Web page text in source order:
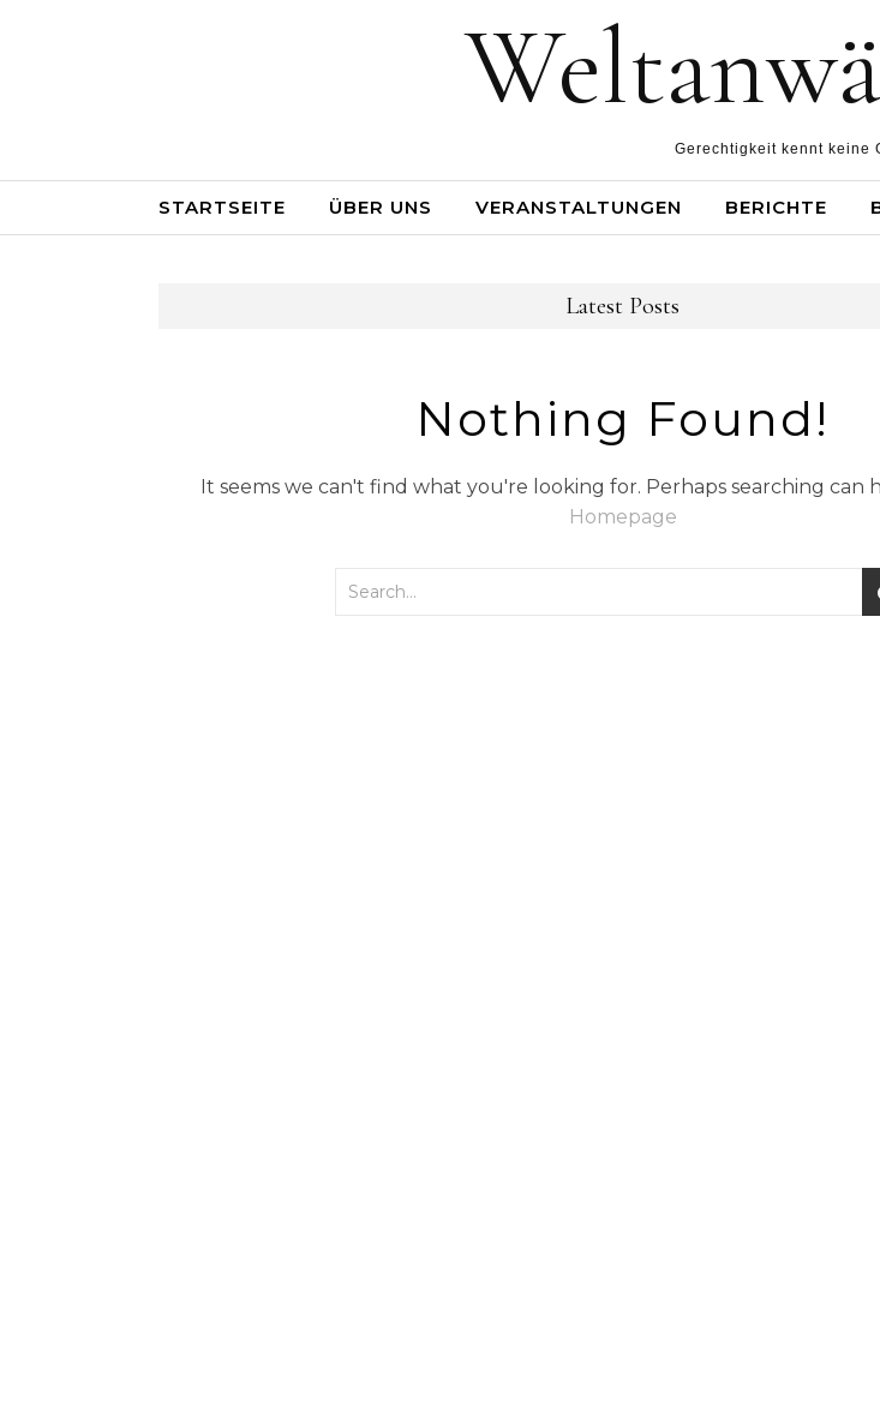
Gerechtigkeit kennt keine
STARTSEITE ÜBER UNS VERANSTALTUNGEN BERICHTE
Latest Posts
Nothing Found!
It seems we can't find what you're looking for. Perhaps searching can
Homepage